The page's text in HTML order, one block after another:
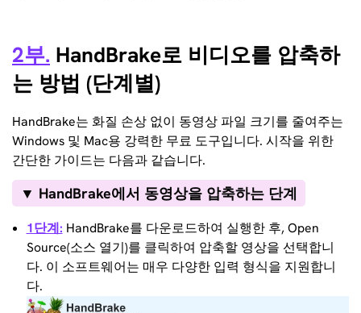
2부. HandBrake로 비디오를 압축하
는 방법 (단계별)
HandBrake는 화질 손상 없이 동영상 파일 크기를 줄여주는
Windows 및 Mac용 강력한 무료 도구입니다. 시작을 위한
간단한 가이드는 다음과 같습니다.
▼ HandBrake에서 동영상을 압축하는 단계
1단계: HandBrake를 다운로드하여 실행한 후, Open
Source(소스 열기)를 클릭하여 압축할 영상을 선택합니
다. 이 소프트웨어는 매우 다양한 입력 형식을 지원합니
다.